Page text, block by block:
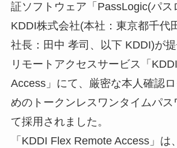
証ソフトウェア「PassLogic(パス
KDDI株式会社(本社：東京都千代
社長：田中 孝司、以下 KDDI)が
リモートアクセスサービス「
Access」にて、厳密な本人確認
めのトークンレスワンタイムパス
て採用されました。
「KDDI Flex Remote Access」は